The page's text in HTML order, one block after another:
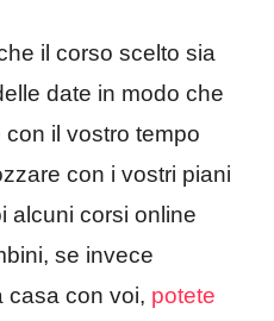
il corso scelto sia
date in modo che
il vostro tempo
con i vostri piani
alcuni corsi online
se invece
casa con voi, potete